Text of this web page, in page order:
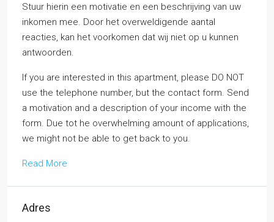
Stuur hierin een motivatie en een beschrijving van uw
inkomen mee. Door het overweldigende aantal
reacties, kan het voorkomen dat wij niet op u kunnen
antwoorden.
If you are interested in this apartment, please DO NOT
use the telephone number, but the contact form. Send
a motivation and a description of your income with the
form. Due tot he overwhelming amount of applications,
we might not be able to get back to you.
Read More
Adres